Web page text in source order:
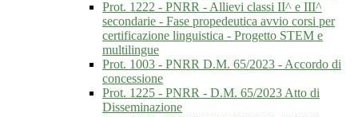
Prot. 1222 - PNRR - Allievi classi II^ e III^
secondarie - Fase propedeutica avvio corsi per
certificazione linguistica - Progetto STEM e
multilingue
Prot. 1003 - PNRR D.M. 65/2023 - Accordo di
concessione
Prot. 1225 - PNRR - D.M. 65/2023 Atto di
Disseminazione